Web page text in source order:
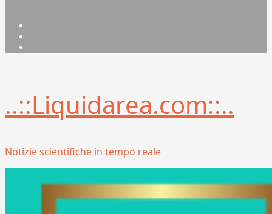
..::Liquidarea.com::..
Notizie scientifiche in tempo reale